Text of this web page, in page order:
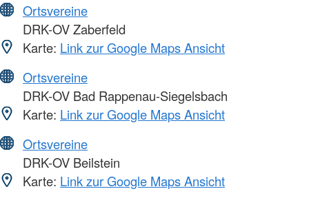
Ortsvereine
DRK-OV Zaberfeld
Karte: Link zur Google Maps Ansicht
Ortsvereine
DRK-OV Bad Rappenau-Siegelsbach
Karte: Link zur Google Maps Ansicht
Ortsvereine
DRK-OV Beilstein
Karte: Link zur Google Maps Ansicht